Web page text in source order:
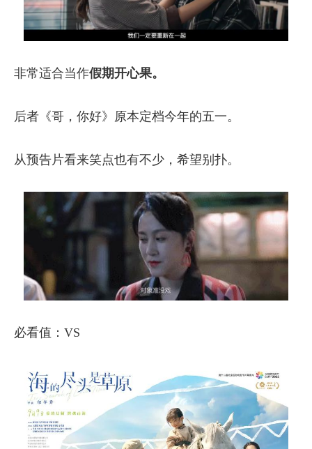
非常适合当作假期开心果。
后者《哥，你好》原本定档今年的五一。
从预告片看来笑点也有不少，希望别扑。
必看值：VS